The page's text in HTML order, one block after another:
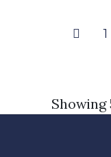
1
Showing